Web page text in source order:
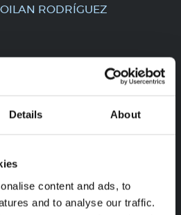
Details About
content and ads, to
and to analyse our traffic.
RODRÍGUEZ
POUR LES
aux utilisateurs enregistrés sur
pour vous.